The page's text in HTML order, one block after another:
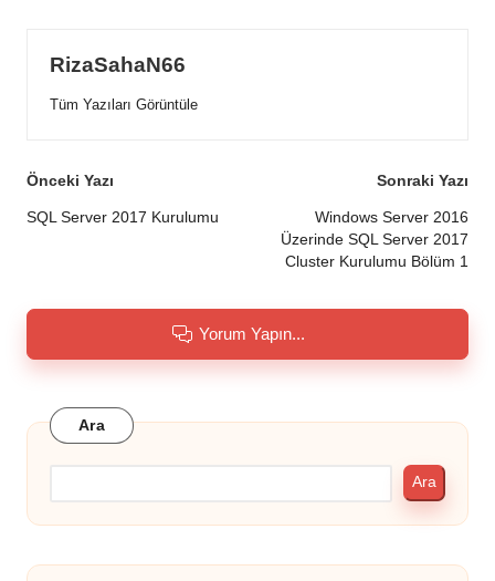
RizaSahaN66
Tüm Yazıları Görüntüle
Post
navigation
Önceki Yazı
SQL Server 2017 Kurulumu
Sonraki Yazı
Windows Server 2016
Üzerinde SQL Server 2017
Cluster Kurulumu Bölüm 1
Yorum Yapın...
Ara
Ara